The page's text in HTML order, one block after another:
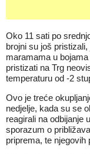
Oko 11 sati po
brojni su još
maramama u
pristizati na Trg
temperaturu od -2
Ovo je treće
nedjelje, kada su se
reagirali na odbijanje
sporazum o
priprema, te